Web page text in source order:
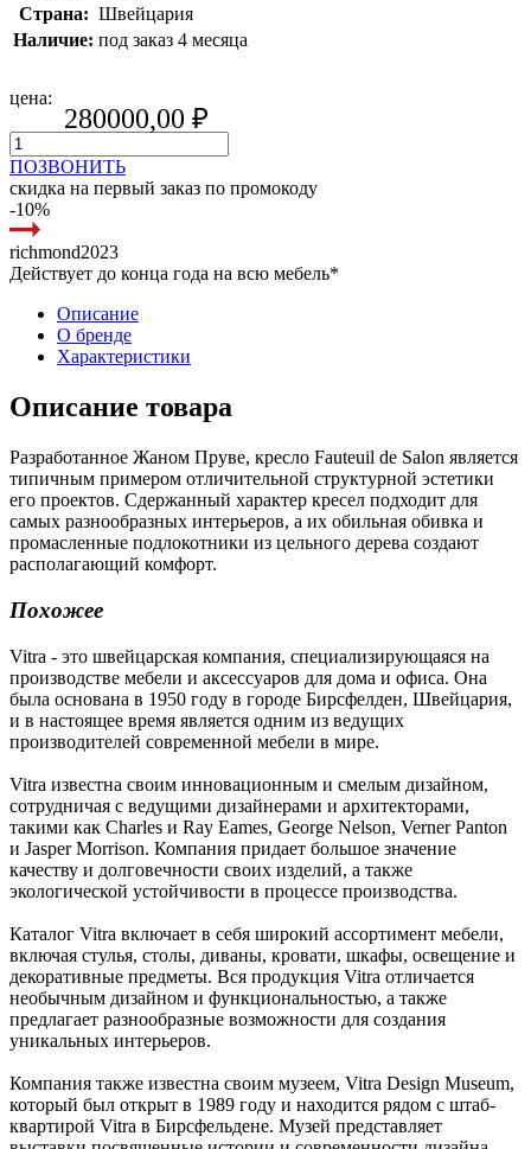
Страна: Швейцария
Наличие: под заказ 4 месяца
цена:
280000,00 ₽
ПОЗВОНИТЬ
скидка на первый заказ по промокоду
-10%
richmond2023
Действует до конца года на всю мебель*
Описание
О бренде
Характеристики
Описание товара
Разработанное Жаном Пруве, кресло Fauteuil de Salon является
типичным примером отличительной структурной эстетики
его проектов. Сдержанный характер кресел подходит для
самых разнообразных интерьеров, а их обильная обивка и
промасленные подлокотники из цельного дерева создают
располагающий комфорт.
Похожее
Vitra - это швейцарская компания, специализирующаяся на
производстве мебели и аксессуаров для дома и офиса. Она
была основана в 1950 году в городе Бирсфелден, Швейцария,
и в настоящее время является одним из ведущих
производителей современной мебели в мире.
Vitra известна своим инновационным и смелым дизайном,
сотрудничая с ведущими дизайнерами и архитекторами,
такими как Charles и Ray Eames, George Nelson, Verner Panton
и Jasper Morrison. Компания придает большое значение
качеству и долговечности своих изделий, а также
экологической устойчивости в процессе производства.
Каталог Vitra включает в себя широкий ассортимент мебели,
включая стулья, столы, диваны, кровати, шкафы, освещение и
декоративные предметы. Вся продукция Vitra отличается
необычным дизайном и функциональностью, а также
предлагает разнообразные возможности для создания
уникальных интерьеров.
Компания также известна своим музеем, Vitra Design Museum,
который был открыт в 1989 году и находится рядом с штаб-
квартирой Vitra в Бирсфельдене. Музей представляет